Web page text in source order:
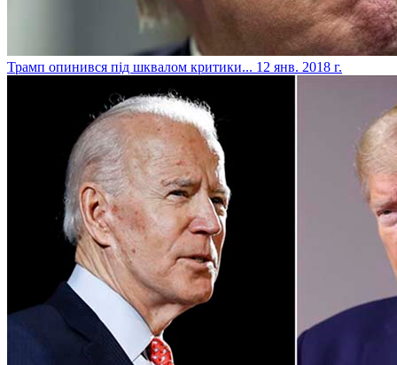
​Трамп опинився під шквалом критики... 12 янв. 2018 г.